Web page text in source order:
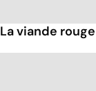
La viande